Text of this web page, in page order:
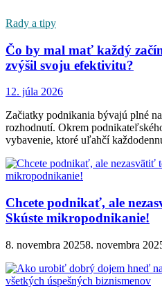
Rady a tipy
Čo by mal mať každý
zvýšil svoju efektivitu?
12. júla 2026
Začiatky podnikania bývajú plné
rozhodnutí. Okrem
vybavenie, ktoré uľahčí
Chcete podnikať, ale
Skúste mikropodnikanie!
8. novembra 20258. novembra